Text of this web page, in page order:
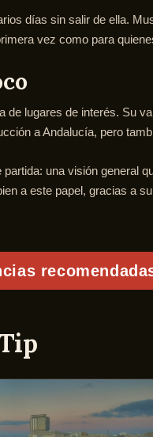
días sin salir de ella.
vez como para
lugares de interés. Su
a Andalucía, pero
una visión general
a este papel, gracias a